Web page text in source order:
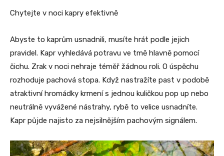
Chytejte v noci kapry efektivně
Abyste to kaprům usnadnili, musíte hrát podle jejich
pravidel. Kapr vyhledává potravu ve tmě hlavně pomocí
čichu. Zrak v noci nehraje téměř žádnou roli. O úspěchu
rozhoduje pachová stopa. Když nastražíte past v podobě
atraktivní hromádky krmení s jednou kuličkou pop up nebo
neutrálně vyvážené nástrahy, rybě to velice usnadníte.
Kapr půjde najisto za nejsilnějším pachovým signálem.